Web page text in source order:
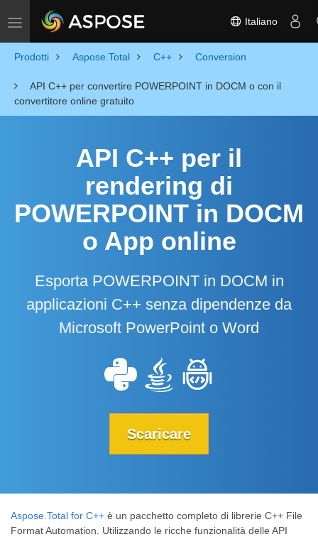
Toggle navigation Italiano
Prodotti Aspose.Total C++ Conversion
API C++ per convertire POWERPOINT in DOCM o con il
convertitore online gratuito
API C++ per il
rendering di
POWERPOINT in DOCM
o App online
Esporta POWERPOINT in DOCM in
applicazioni C++ senza dipendenze da
Microsoft PowerPoint o Word
Scaricare
Aspose.Total for C++ è un pacchetto completo di librerie C++ File
Format Automation. Utilizzando le ricche funzionalità delle API